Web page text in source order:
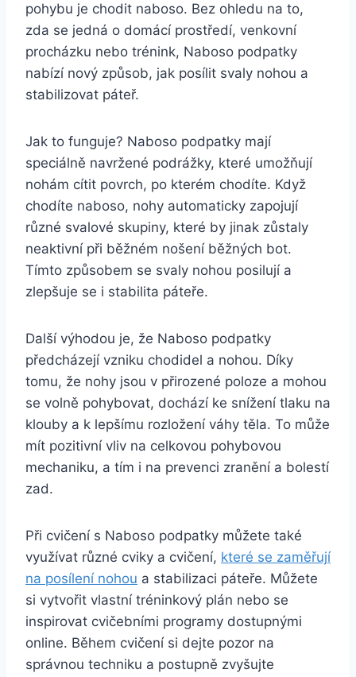
pohybu je chodit naboso. Bez ohledu na to,
zda se jedná o ⁢domácí prostředí,​ venkovní
procházku nebo ‌trénink,⁢ Naboso‌ podpatky
⁢nabízí ‍nový⁢ způsob, jak posílit svaly nohou⁤ a
stabilizovat páteř.
Jak to funguje? Naboso podpatky ⁣mají
speciálně navržené podrážky,‌ které umožňují
nohám cítit povrch, po kterém chodíte. Když
chodíte naboso, nohy automaticky zapojují
různé⁢ svalové skupiny, které ‍by jinak ‌zůstaly
neaktivní při běžném nošení běžných bot.
Tímto způsobem se​ svaly ⁤nohou posilují a
zlepšuje se i stabilita páteře.
Další výhodou je, že Naboso podpatky
předcházejí vzniku ‍chodidel ​a nohou.⁢ Díky
tomu, že nohy jsou v přirozené poloze a mohou
se ⁤volně‌ pohybovat,⁤ dochází ⁢ke snížení tlaku na
⁤klouby a k lepšímu ‌rozložení⁤ váhy těla.⁤ To‌ může
mít pozitivní vliv na celkovou pohybovou
mechaniku, a tím i na prevenci‍ zranění a bolestí
zad.
Při cvičení s Naboso ‌podpatky můžete také
využívat různé cviky a cvičení,⁤ které se zaměřují
na posílení nohou ⁢a ‍stabilizaci páteře. Můžete
si vytvořit vlastní tréninkový ⁣plán nebo ‌se
inspirovat cvičebními programy dostupnými
online.⁣ Během cvičení si dejte pozor ⁤na
správnou techniku a postupně zvyšujte‌